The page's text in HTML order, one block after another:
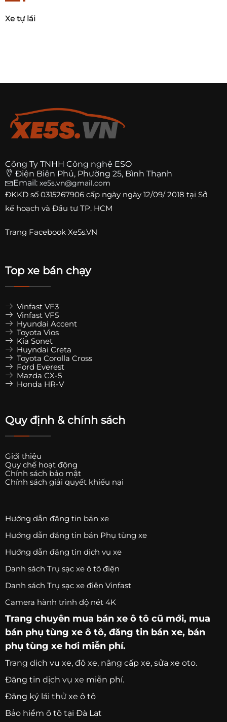
Xe tự lái
Công Ty TNHH Công nghệ ESO
Điện Biên Phủ, Phường 25, Bình Thạnh
Email: xe5s.vn@gmail.com
ĐKKD số 0315267906 cấp ngày ngày 12/09/ 2018 tại Sở
kế hoạch và Đầu tư TP. HCM
Trang Facebook Xe5s.VN
Top xe bán chạy
Vinfast VF3
Vinfast VF5
Hyundai Accent
Toyota Vios
Kia Sonet
Huyndai Creta
Toyota Corolla Cross
Ford Everest
Mazda CX-5
Honda HR-V
Quy định & chính sách
Giới thiệu
Quy chế hoạt động
Chính sách bảo mật
Chính sách giải quyết khiếu nại
Hướng dẫn đăng tin bán xe
Hướng dẫn đăng tin bán Phụ tùng xe
Hướng dẫn đăng tin dịch vụ xe
Danh sách Trụ sạc xe ô tô điện
Danh sách Trụ sạc xe điện Vinfast
Camera hành trình độ nét 4K
Trang chuyên mua bán xe ô tô cũ mới, mua
bán phụ tùng xe ô tô, đăng tin bán xe, bán
phụ tùng xe hơi miễn phí.
Trang dịch vụ xe, độ xe, nâng cấp xe, sửa xe oto.
Đăng tin dịch vụ xe miễn phí.
Đăng ký lái thử xe ô tô
Bảo hiểm ô tô tại Đà Lạt